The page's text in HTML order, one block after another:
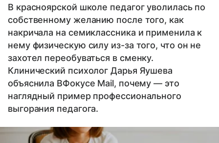
В красноярской школе педагог уволилась по
собственному желанию после того, как
накричала на семиклассника и применила к
нему физическую силу из-за того, что он не
захотел переобуваться в сменку.
Клинический психолог Дарья Яушева
объяснила ВФокусе Mail, почему — это
наглядный пример профессионального
выгорания педагога.